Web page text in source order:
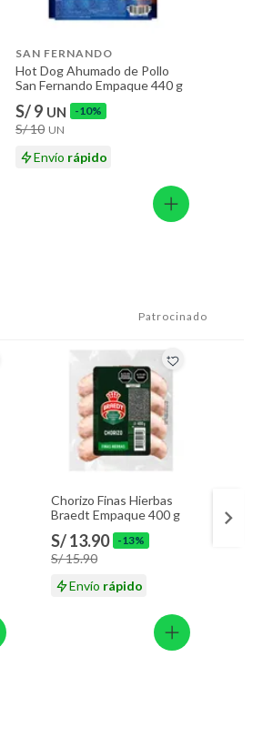
SAN FERNANDO
Hot Dog Ahumado de Pollo
San Fernando Empaque 440 g
S/ 9 UN -10%
S/ 10 UN
Envío rápido
Patrocinado
Chorizo Finas Hierbas
Braedt Empaque 400 g
S/ 13.90 -13%
S/ 15.90
Envío rápido